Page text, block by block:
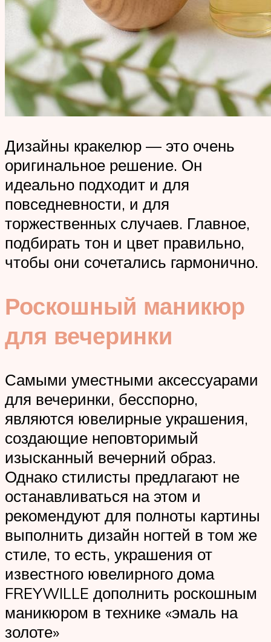
Дизайны кракелюр — это очень
оригинальное решение. Он
идеально подходит и для
повседневности, и для
торжественных случаев. Главное,
подбирать тон и цвет правильно,
чтобы они сочетались гармонично.
Роскошный маникюр
для вечеринки
Самыми уместными аксессуарами
для вечеринки, бесспорно,
являются ювелирные украшения,
создающие неповторимый
изысканный вечерний образ.
Однако стилисты предлагают не
останавливаться на этом и
рекомендуют для полноты картины
выполнить дизайн ногтей в том же
стиле, то есть, украшения от
известного ювелирного дома
FREYWILLE дополнить роскошным
маникюром в технике «эмаль на
золоте»